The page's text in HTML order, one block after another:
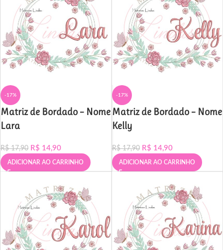
-17%
Matriz de Bordado – Nome
Lara
R$17,90 R$ 14,90
ADICIONAR AO CARRINHO
-17%
Matriz de Bordado – Nome
Kelly
R$17,90 R$ 14,90
ADICIONAR AO CARRINHO